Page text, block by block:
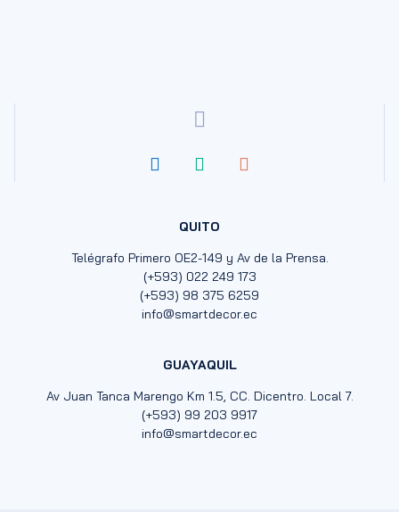
QUITO
Telégrafo Primero OE2-149 y Av de la Prensa.
(+593) 022 249 173
(+593) 98 375 6259
info@smartdecor.ec
GUAYAQUIL
Av Juan Tanca Marengo Km 1.5, CC. Dicentro. Local 7.
(+593) 99 203 9917
info@smartdecor.ec